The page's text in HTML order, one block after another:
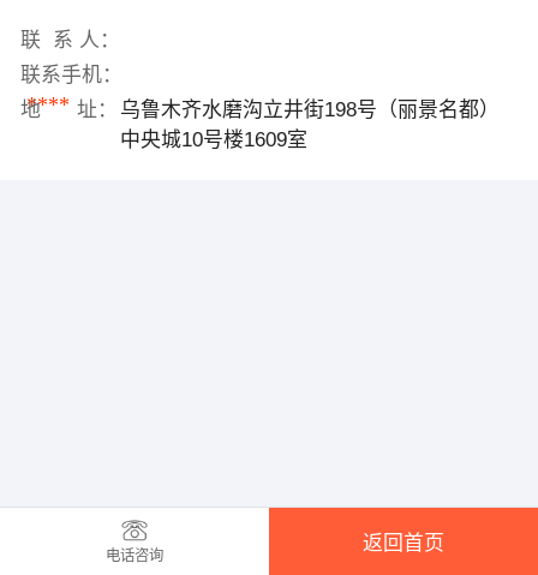
联 系 人：
联系手机：
****
地 址：
乌鲁木齐水磨沟立井街198号（丽景名都）
中央城10号楼1609室
电话咨询
返回首页